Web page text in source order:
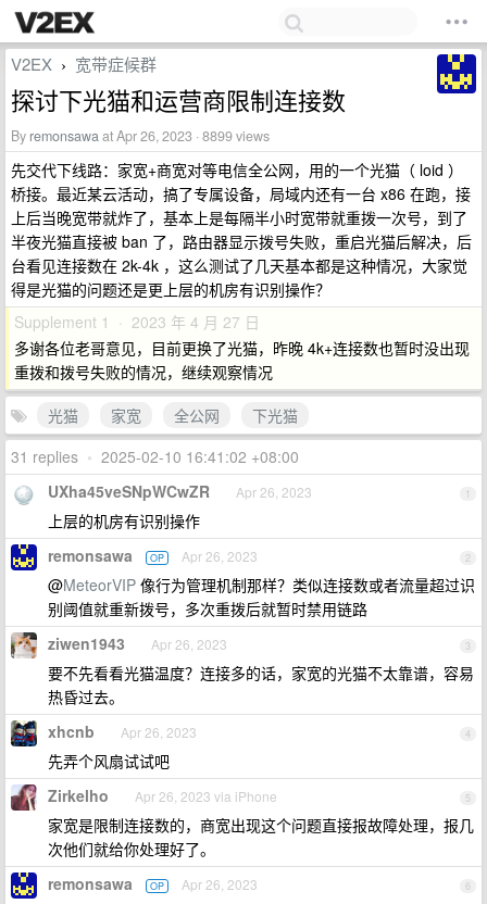
V2EX › 宽带症候群
探讨下光猫和运营商限制连接数
By remonsawaat Apr 26, 2023 · 8899 views
先交代下线路：家宽+商宽对等电信全公网，用的一个光猫（ loid ）
桥接。最近某云活动，搞了专属设备，局域内还有一台 x86 在跑，接
上后当晚宽带就炸了，基本上是每隔半小时宽带就重拨一次号，到了
半夜光猫直接被 ban 了，路由器显示拨号失败，重启光猫后解决，后
台看见连接数在 2k-4k ，这么测试了几天基本都是这种情况，大家觉
得是光猫的问题还是更上层的机房有识别操作？
Supplement 1 · 2023 年 4 月 27 日
多谢各位老哥意见，目前更换了光猫，昨晚 4k+连接数也暂时没出现
重拨和拨号失败的情况，继续观察情况
光猫
家宽 全公网
下光猫
31 replies • 2025-02-10 16:41:02 +08:00
1
UXha45veSNpWCwZR Apr 26, 2023
上层的机房有识别操作
2
remonsawa OP Apr 26, 2023
@MeteorVIP 像行为管理机制那样？类似连接数或者流量超过识
别阈值就重新拨号，多次重拨后就暂时禁用链路
3
ziwen1943 Apr 26, 2023
要不先看看光猫温度？连接多的话，家宽的光猫不太靠谱，容易
热昏过去。
4
xhcnb Apr 26, 2023
先弄个风扇试试吧
5
Zirkelho Apr 26, 2023 via iPhone
家宽是限制连接数的，商宽出现这个问题直接报故障处理，报几
次他们就给你处理好了。
6
remonsawa OP Apr 26, 2023